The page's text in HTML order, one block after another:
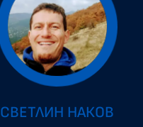
СВЕТЛИН НАКОВ